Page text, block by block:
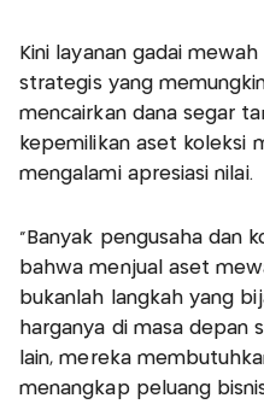
Kini layanan gadai
strategis yang
mencairkan dana segar
kepemilikan aset koleksi
mengalami apresiasi nilai.
"Banyak pengusaha dan
bahwa menjual aset
bukanlah langkah yang
harganya di masa depan
lain, mereka
menangkap peluang